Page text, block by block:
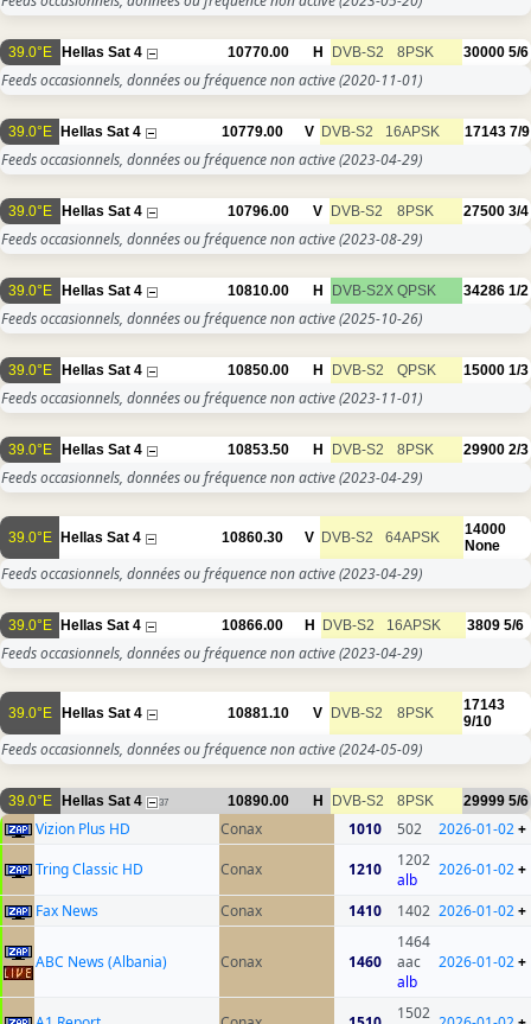
39.0°E Hellas Sat 4 10770.00 H DVB-S2 8PSK 30000 5/6
Feeds occasionnels, données ou fréquence non active(2020-11-01)
39.0°E Hellas Sat 4 10779.00 V DVB-S2 16APSK 17143 7/9
Feeds occasionnels, données ou fréquence non active(2023-04-29)
39.0°E Hellas Sat 4 10796.00 V DVB-S2 8PSK 27500 3/4
Feeds occasionnels, données ou fréquence non active(2023-08-29)
39.0°E Hellas Sat 4 10810.00 H DVB-S2X QPSK 34286 1/2
Feeds occasionnels, données ou fréquence non active(2025-10-26)
39.0°E Hellas Sat 4 10850.00 H DVB-S2 QPSK 15000 1/3
Feeds occasionnels, données ou fréquence non active(2023-11-01)
39.0°E Hellas Sat 4 10853.50 H DVB-S2 8PSK 29900 2/3
Feeds occasionnels, données ou fréquence non active(2023-04-29)
39.0°E Hellas Sat 4 10860.30 V DVB-S2 64APSK
14000
None
Feeds occasionnels, données ou fréquence non active(2023-04-29)
39.0°E Hellas Sat 4 10866.00 H DVB-S2 16APSK 3809 5/6
Feeds occasionnels, données ou fréquence non active(2023-04-29)
39.0°E Hellas Sat 4 10881.10 V DVB-S2 8PSK
17143
9/10
Feeds occasionnels, données ou fréquence non active(2024-05-09)
39.0°E Hellas Sat 4 37 10890.00 H DVB-S2 8PSK 29999 5/6
Vizion Plus HD Conax 1010 502 2026-01-02+
Tring Classic HD
Conax 1210
1202
alb
2026-01-02+
Fax News Conax 1410 1402 2026-01-02+
ABC News (Albania) Conax 1460
1464
aac
alb
2026-01-02+
1502